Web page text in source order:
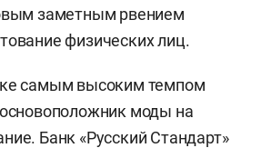
заметным рвением
физических лиц.
самым высоким темпом
моды на
Банк «Русский Стандарт»